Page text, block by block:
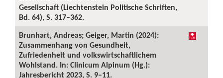
Gesellschaft (Liechtenstein Politische Schriften,
Bd. 64), S. 317–362.
Brunhart, Andreas; Geiger, Martin (2024):
Zusammenhang von Gesundheit,
Zufriedenheit und volkswirtschaftlichem
Wohlstand. In: Clinicum Alpinum (Hg.):
Jahresbericht 2023, S. 9–11.